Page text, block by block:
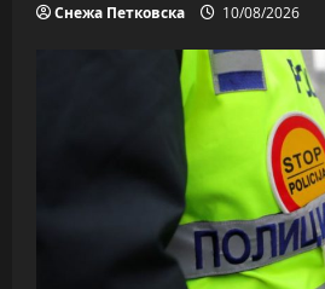
Снежа Петковска 10/08/2026